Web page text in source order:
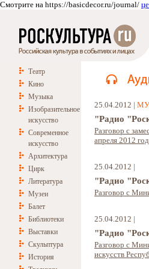
Смотрите на https://basicdecor.ru/journal/
Театр
Кино
Музыка
Изобразительное
искусство
Современное
искусство
Архитектура
Цирк
Литература
Музеи
Балет
Библиотеки
Выставки
Скульптура
История
25.04.2012 |
"Радио
Разговор с
апреля 2012
25.04.2012 |
"Радио
Разговор с
25.04.2012 |
"Радио
Разговор с
искусств